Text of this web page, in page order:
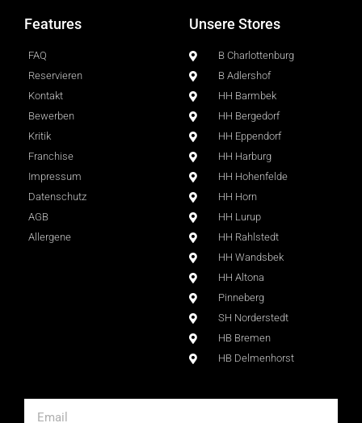
Features
FAQ
Reservieren
Kontakt
Bewerben
Kritik
Franchise
Impressum
Datenschutz
AGB
Allergene
Unsere Stores
B Charlottenburg
B Adlershof
HH Barmbek
HH Bergedorf
HH Eppendorf
HH Harburg
HH Hohenfelde
HH Horn
HH Lurup
HH Rahlstedt
HH Wandsbek
HH Altona
Pinneberg
SH Norderstedt
HB Bremen
HB Delmenhorst